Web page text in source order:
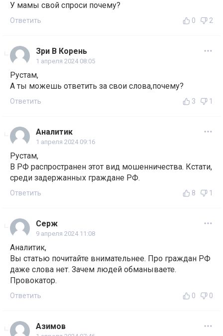
У мамы свой спроси почему?
Ответить 0 2
Зри В Корень
1 апреля 2024 08:05
Рустам,
А ты можешь ответить за свои слова,почему?
Ответить 3 1
Аналитик
1 апреля 2024 09:16
Рустам,
В РФ распространен этот вид мошенничества. Кстати,
среди задержанных граждане РФ.
Ответить 8 1
Серж
9 апреля 2024 11:08
Аналитик,
Вы статью почитайте внимательнее. Про граждан РФ
даже слова нет. Зачем людей обманываете.
Провокатор.
Ответить 0 0
Азимов